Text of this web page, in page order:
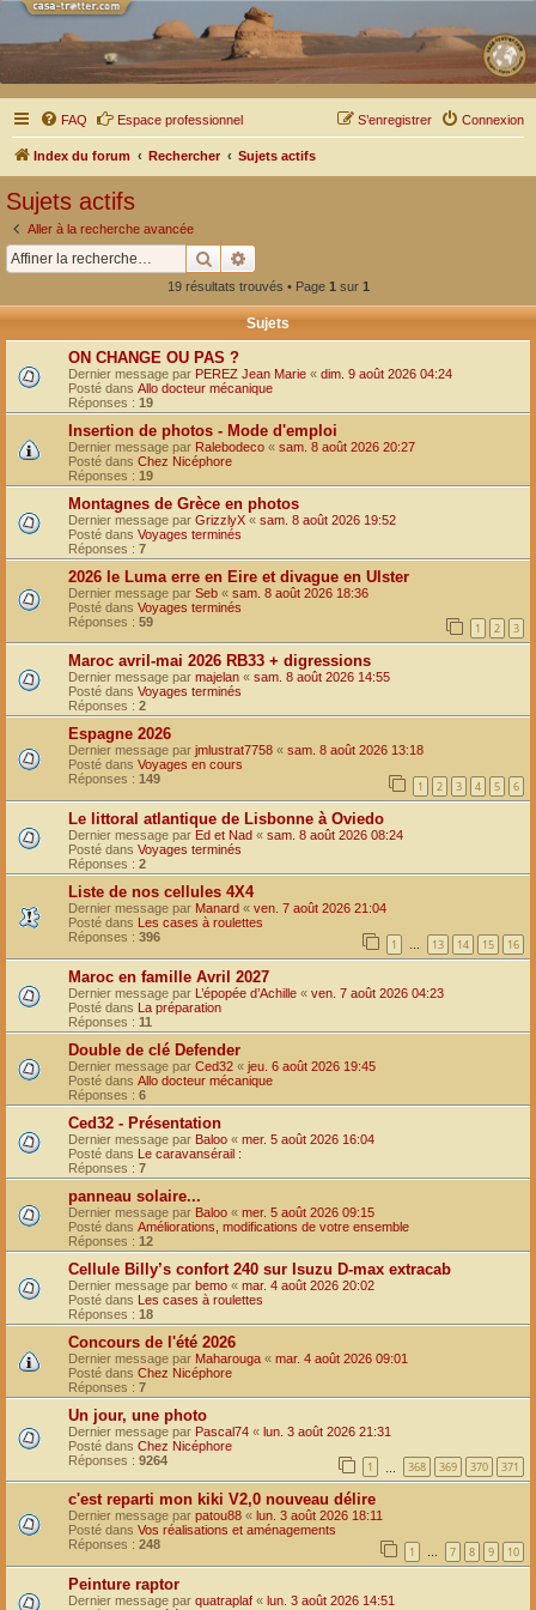
FAQ Espace professionnel Connexion
S’enregistrer
Index du forum Rechercher Sujets actifs
Sujets actifs
Aller à la recherche avancée
Rechercher
19 résultats trouvés • Page 1 sur 1
Sujets
ON CHANGE OU PAS ?
Dernier message par PEREZ Jean Marie « dim. 9 août 2026 04:24
Posté dans Allo docteur mécanique
Réponses : 19
Insertion de photos - Mode d'emploi
Dernier message par Ralebodeco « sam. 8 août 2026 20:27
Posté dans Chez Nicéphore
Réponses : 19
Montagnes de Grèce en photos
Dernier message par GrizzlyX « sam. 8 août 2026 19:52
Posté dans Voyages terminés
Réponses : 7
2026 le Luma erre en Eire et divague en Ulster
Dernier message par Seb « sam. 8 août 2026 18:36
Posté dans Voyages terminés
Réponses : 59 1 2 3
Maroc avril-mai 2026 RB33 + digressions
Dernier message par majelan « sam. 8 août 2026 14:55
Posté dans Voyages terminés
Réponses : 2
Espagne 2026
Dernier message par jmlustrat7758 « sam. 8 août 2026 13:18
Posté dans Voyages en cours
Réponses : 149 1 2 3 4 5 6
Le littoral atlantique de Lisbonne à Oviedo
Dernier message par Ed et Nad « sam. 8 août 2026 08:24
Posté dans Voyages terminés
Réponses : 2
Liste de nos cellules 4X4
Dernier message par Manard « ven. 7 août 2026 21:04
Posté dans Les cases à roulettes
Réponses : 396 1 … 13 14 15 16
Maroc en famille Avril 2027
Dernier message par L’épopée d’Achille « ven. 7 août 2026 04:23
Posté dans La préparation
Réponses : 11
Double de clé Defender
Dernier message par Ced32 « jeu. 6 août 2026 19:45
Posté dans Allo docteur mécanique
Réponses : 6
Ced32 - Présentation
Dernier message par Baloo « mer. 5 août 2026 16:04
Posté dans Le caravansérail :
Réponses : 7
panneau solaire...
Dernier message par Baloo « mer. 5 août 2026 09:15
Posté dans Améliorations, modifications de votre ensemble
Réponses : 12
Cellule Billy’s confort 240 sur Isuzu D-max extracab
Dernier message par bemo « mar. 4 août 2026 20:02
Posté dans Les cases à roulettes
Réponses : 18
Concours de l'été 2026
Dernier message par Maharouga « mar. 4 août 2026 09:01
Posté dans Chez Nicéphore
Réponses : 7
Un jour, une photo
Dernier message par Pascal74 « lun. 3 août 2026 21:31
Posté dans Chez Nicéphore
Réponses : 9264 1 368 369 370 371
c'est reparti mon kiki V2,0 nouveau délire
Dernier message par patou88 « lun. 3 août 2026 18:11
Posté dans Vos réalisations et aménagements
Réponses : 248 1 … 7 8 9 10
Peinture raptor
Dernier message par quatraplaf « lun. 3 août 2026 14:51